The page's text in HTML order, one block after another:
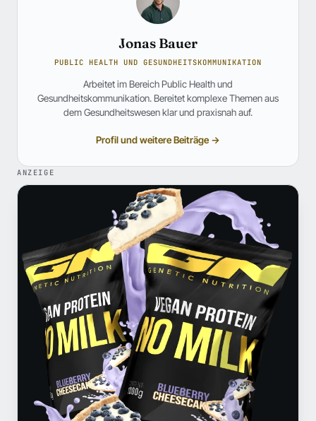
Jonas Bauer
PUBLIC HEALTH UND GESUNDHEITSKOMMUNIKATION
Arbeitet im Bereich Public Health und
Gesundheitskommunikation. Bereitet komplexe Themen aus
dem Gesundheitswesen klar und praxisnah auf.
Profil und weitere Beiträge →
ANZEIGE